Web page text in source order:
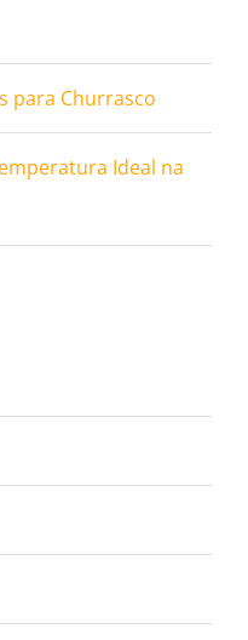
para Churrasco
Ideal na